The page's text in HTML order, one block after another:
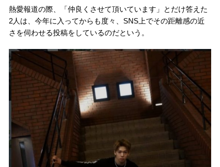
熱愛報道の際、「仲良くさせて頂いています」とだけ答えた
2人は、今年に入ってからも度々、SNS上でその距離感の近
さを伺わせる投稿をしているのだという。